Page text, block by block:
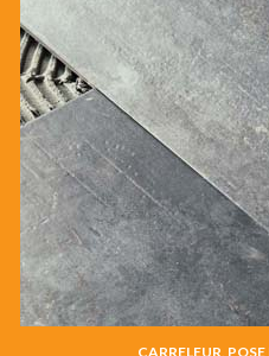
CARRELEUR,